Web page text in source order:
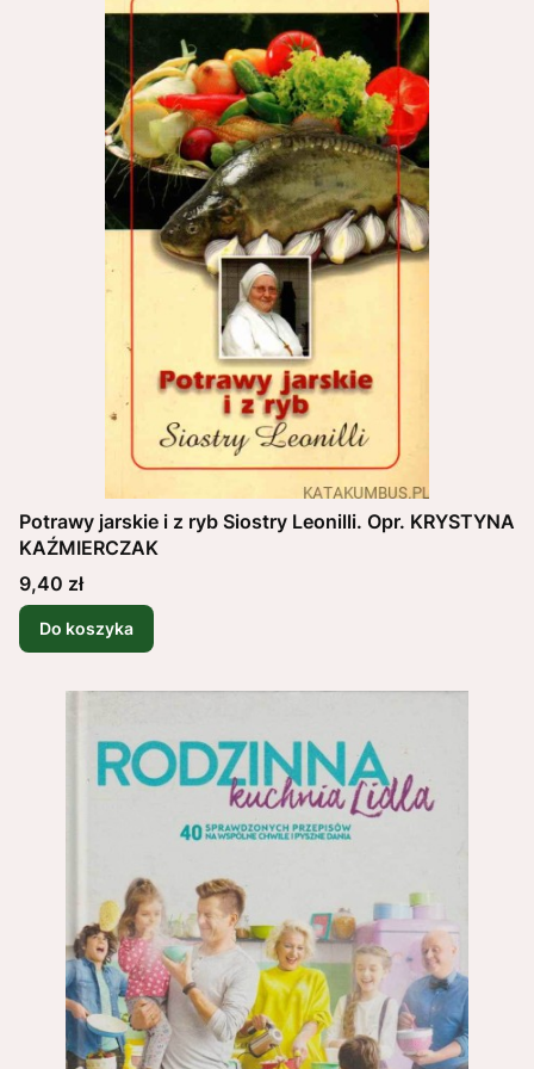
Potrawy jarskie i z ryb Siostry Leonilli. Opr. KRYSTYNA
KAŹMIERCZAK
Cena
9,40 zł
Do koszyka